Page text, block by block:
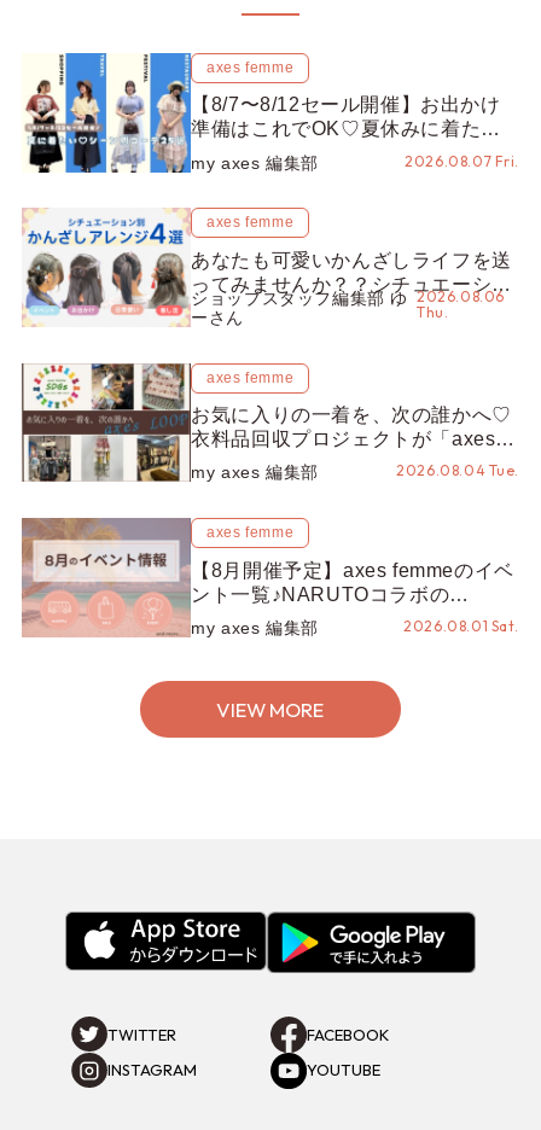
axes femme
【8/7〜8/12セール開催】お出かけ
準備はこれでOK♡夏休みに着たい
コーデ25選をシーン別に徹底解説！
my axes 編集部 2026.08.07 Fri.
axes femme
あなたも可愛いかんざしライフを送
ってみませんか？？シチュエーショ
ン別“かんざし”のオススメ【ショッ
プスタッフ編集部】
ショップスタッフ編集部 ゆ
ーさん
2026.08.06
Thu.
axes femme
お気に入りの一着を、次の誰かへ♡
衣料品回収プロジェクトが「axes
LOOP」にアップデート！活用する
とポイントが手に入る◎
my axes 編集部 2026.08.04 Tue.
axes femme
【8月開催予定】axes femmeのイベ
ント一覧♪NARUTOコラボの
REZEN POPUPから、プチYour
Stage.、ティーパーティまで！8月
my axes 編集部 2026.08.01 Sat.
VIEW MORE
TWITTER
FACEBOOK
INSTAGRAM
YOUTUBE